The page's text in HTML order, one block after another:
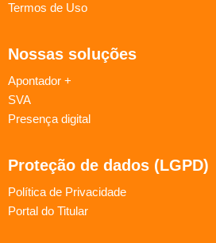
Termos de Uso
Nossas soluções
Apontador +
SVA
Presença digital
Proteção de dados (LGPD)
Política de Privacidade
Portal do Titular